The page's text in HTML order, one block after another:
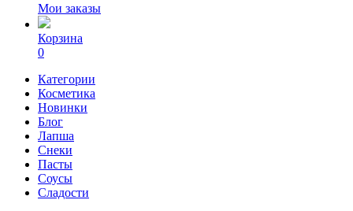
Мои заказы
Корзина
0
Категории
Косметика
Новинки
Блог
Лапша
Снеки
Пасты
Соусы
Сладости